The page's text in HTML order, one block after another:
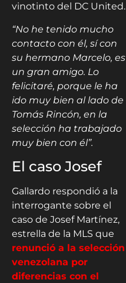
vinotinto del DC United.
“No he tenido mucho
contacto con él, sí con
su hermano Marcelo, es
un gran amigo. Lo
felicitaré, porque le ha
ido muy bien al lado de
Tomás Rincón, en la
selección ha trabajado
muy bien con él”.
El caso Josef
Gallardo respondió a la
interrogante sobre el
caso de Josef Martínez,
estrella de la MLS que
renunció a la selección
venezolana por
diferencias con el